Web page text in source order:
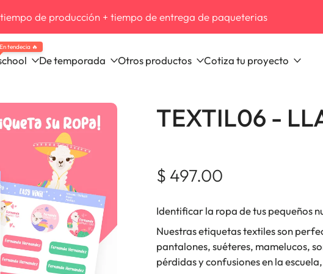
de producción + tiempo de entrega de paqueterias
En tendecia 🔥
De temporada Otros productos Cotiza tu proyecto
TEXTIL06 -
$ 497.00
Identificar la ropa de tus pequeños
Nuestras etiquetas textiles son
pantalones, suéteres, mamelucos,
pérdidas y confusiones en la